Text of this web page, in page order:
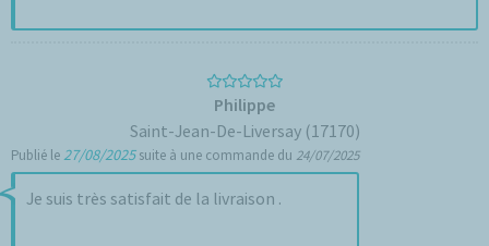
Philippe
Saint-Jean-De-Liversay (17170)
Publié le27/08/2025suite à une commande du 24/07/2025
Je suis très satisfait de la livraison .